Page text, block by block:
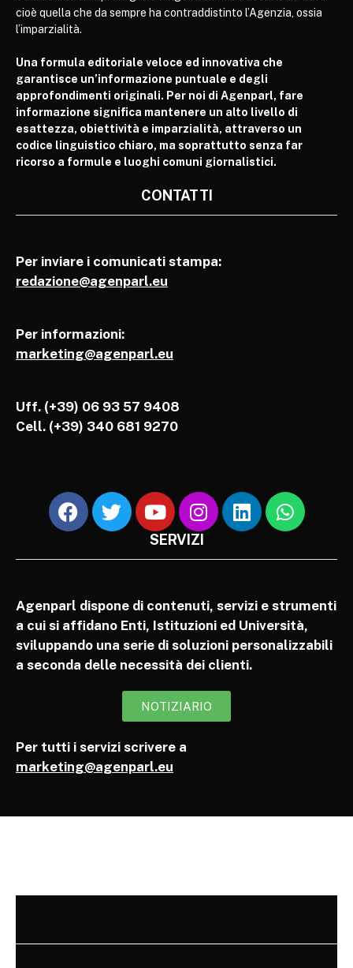
cioè quella che da sempre ha contraddistinto l’Agenzia, ossia
l’imparzialità.
Una formula editoriale veloce ed innovativa che
garantisce un’informazione puntuale e degli
approfondimenti originali. Per noi di Agenparl, fare
informazione significa mantenere un alto livello di
esattezza, obiettività e imparzialità, attraverso un
codice linguistico chiaro, ma soprattutto senza far
ricorso a formule e luoghi comuni giornalistici.
CONTATTI
Per inviare i comunicati stampa:
redazione@agenparl.eu
Per informazioni:
marketing@agenparl.eu
Uff. (+39) 06 93 57 9408
Cell. (+39) 340 681 9270
SERVIZI
Agenparl dispone di contenuti, servizi e strumenti
a cui si affidano Enti, Istituzioni ed Università,
sviluppando una serie di soluzioni personalizzabili
a seconda delle necessità dei clienti.
NOTIZIARIO
Per tutti i servizi scrivere a
marketing@agenparl.eu